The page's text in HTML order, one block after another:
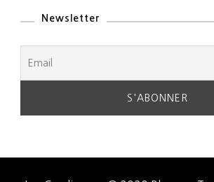
Newsletter